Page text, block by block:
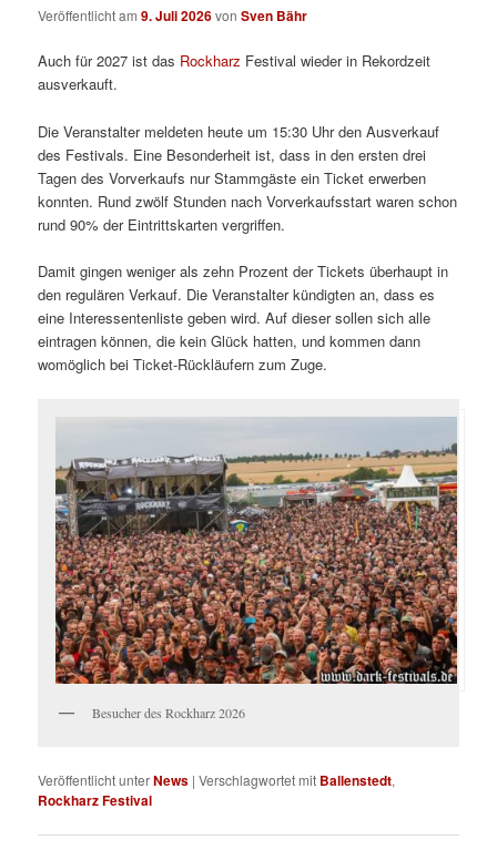
Veröffentlicht am9. Juli 2026vonSven Bähr
Auch für 2027 ist das Rockharz Festival wieder in Rekordzeit
ausverkauft.
Die Veranstalter meldeten heute um 15:30 Uhr den Ausverkauf
des Festivals. Eine Besonderheit ist, dass in den ersten drei
Tagen des Vorverkaufs nur Stammgäste ein Ticket erwerben
konnten. Rund zwölf Stunden nach Vorverkaufsstart waren schon
rund 90% der Eintrittskarten vergriffen.
Damit gingen weniger als zehn Prozent der Tickets überhaupt in
den regulären Verkauf. Die Veranstalter kündigten an, dass es
eine Interessentenliste geben wird. Auf dieser sollen sich alle
eintragen können, die kein Glück hatten, und kommen dann
womöglich bei Ticket-Rückläufern zum Zuge.
Besucher des Rockharz 2026
Veröffentlicht unterNews |Verschlagwortet mit Ballenstedt,
Rockharz Festival